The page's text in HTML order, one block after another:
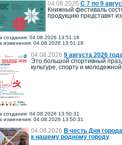
04.08.2026 С 7 по 9
Книжный фестиваль
продукцию представят
создания: 04.08.2026 13:51:18
изменения: 04.08.2026 13:51:18
04.08.2026 9 августа 2026
Это большой спортивный
культуре, спорту и
создания: 04.08.2026 13:50:31
изменения: 04.08.2026 13:50:31
04.08.2026 В честь Дня
к нашему родному городу